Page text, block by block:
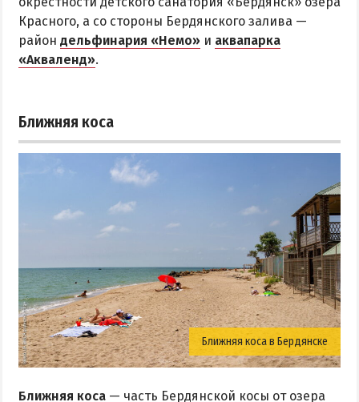
Красного, а со стороны Бердянского залива —
район дельфинария «Немо» и аквапарка
«Акваленд».
Ближняя коса
Ближняя коса в Бердянске
Ближняя коса — часть Бердянской косы от озера